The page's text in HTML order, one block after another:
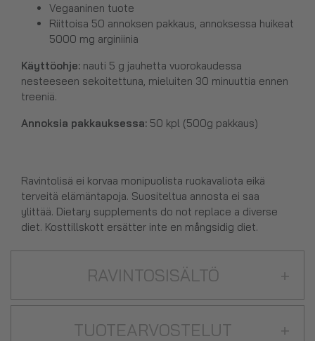
Vegaaninen tuote
Riittoisa 50 annoksen pakkaus, annoksessa huikeat
5000 mg arginiinia
Käyttöohje: nauti 5 g jauhetta vuorokaudessa
nesteeseen sekoitettuna, mieluiten 30 minuuttia ennen
treeniä.
Annoksia pakkauksessa: 50 kpl (500g pakkaus)
Ravintolisä ei korvaa monipuolista ruokavaliota eikä
terveitä elämäntapoja. Suositeltua annosta ei saa
ylittää. Dietary supplements do not replace a diverse
diet. Kosttillskott ersätter inte en mångsidig diet.
RAVINTOSISÄLTÖ +
TUOTEARVOSTELUT +